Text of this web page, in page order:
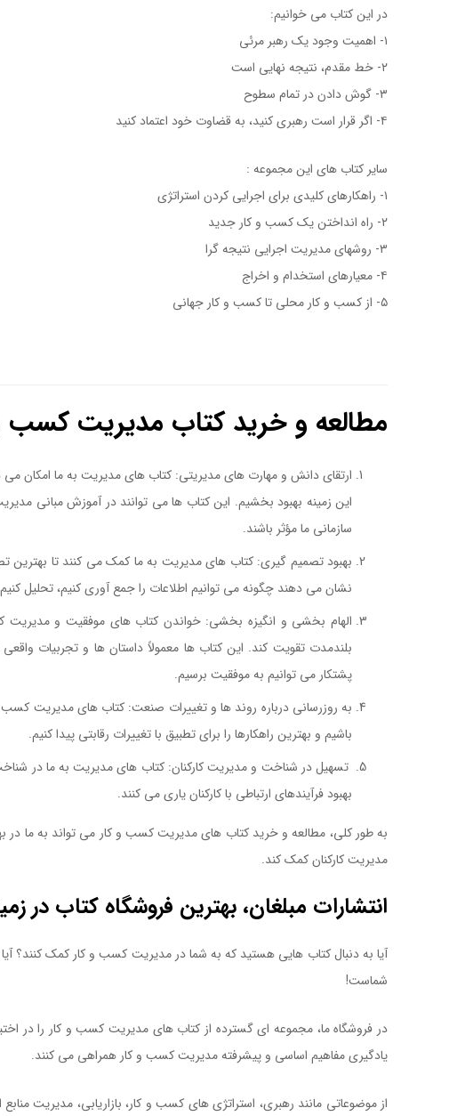
در این کتاب می خوانیم:
۱- اهمیت وجود یک رهبر مرئی
۲- خط مقدم، نتیجه نهایی است
۳- گوش دادن در تمام سطوح
۴- اگر قرار است رهبری کنید، به قضاوت خود اعتماد کنید
سایر کتاب های این مجموعه :
۱- راهکارهای کلیدی برای اجرایی کردن استراتژی
۲- راه انداختن یک کسب و کار جدید
۳- روشهای مدیریت اجرایی نتیجه گرا
۴- معیارهای استخدام و اخراج
۵- از کسب و کار محلی تا کسب و کار جهانی
مطالعه و خرید کتاب مدیریت کسب
ارتقای دانش و مهارت های مدیریتی: کتاب های مدیریت به ما امکان می
این زمینه بهبود بخشیم. این کتاب ها می توانند در آموزش مبانی
سازمانی ما مؤثر باشند.
بهبود تصمیم گیری: کتاب های مدیریت به ما کمک می کنند تا بهترین
نشان می دهند چگونه می توانیم اطلاعات را جمع آوری کنیم، تحلیل
الهام بخشی و انگیزه بخشی: خواندن کتاب های موفقیت و مدیریت
بلندمدت تقویت کند. این کتاب ها معمولاً داستان ها و تجربیات
پشتکار می توانیم به موفقیت برسیم.
به روزرسانی درباره روند ها و تغییرات صنعت: کتاب های مدیریت کسب
باشیم و بهترین راهکارها را برای تطبیق با تغییرات رقابتی پیدا کنیم.
تسهیل در شناخت و مدیریت کارکنان: کتاب های مدیریت به ما در
بهبود فرآیندهای ارتباطی با کارکنان یاری می کنند.
به طور کلی، مطالعه و خرید کتاب های مدیریت کسب و کار می تواند به ما در
مدیریت کارکنان کمک کند.
انتشارات مبلغان، بهترین فروشگاه کتاب در
آیا به دنبال کتاب هایی هستید که به شما در مدیریت کسب و کار کمک کنند؟
شماست!
در فروشگاه ما، مجموعه ای گسترده از کتاب های مدیریت کسب و کار را در
یادگیری مفاهیم اساسی و پیشرفته مدیریت کسب و کار همراهی می کنند.
از موضوعاتی مانند رهبری، استراتژی های کسب و کار، بازاریابی، مدیریت